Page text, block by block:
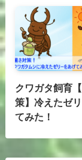
クワガタ飼育
策】冷えたゼ
てみた！